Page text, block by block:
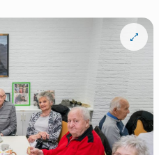
Open
vergrote